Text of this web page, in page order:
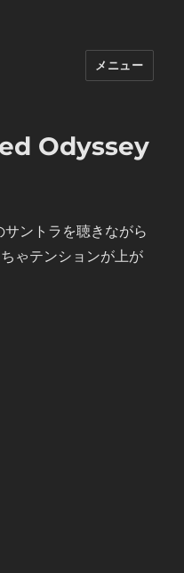
メニュー
Odyssey
ントラを聴きながら
ゃテンションが上が